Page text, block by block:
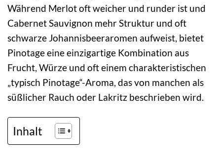
Während Merlot oft weicher und runder ist und
Cabernet Sauvignon mehr Struktur und oft
schwarze Johannisbeeraromen aufweist, bietet
Pinotage eine einzigartige Kombination aus
Frucht, Würze und oft einem charakteristischen
„typisch Pinotage“-Aroma, das von manchen als
süßlicher Rauch oder Lakritz beschrieben wird.
Inhalt